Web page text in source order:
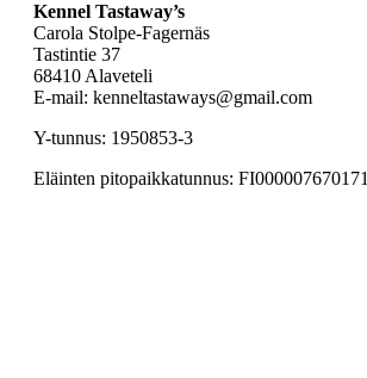
Kennel Tastaway’s
Carola Stolpe-Fagernäs
Tastintie 37
68410 Alaveteli
E-mail: kenneltastaways@gmail.com
Y-tunnus: 1950853-3
Eläinten pitopaikkatunnus: FI000007670171